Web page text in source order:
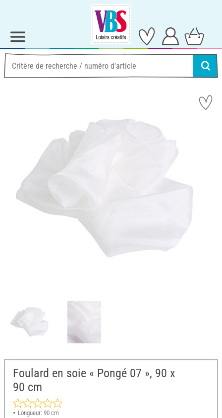
Foulard en soie « Pongé 07 », 90 x
90 cm
Longueur: 90 cm